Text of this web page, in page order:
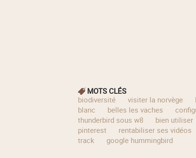
MOTS CLÉS
biodiversité
visiter la norvège
blanc
belles les vaches
thunderbird sous w8
bien utiliser
pinterest
rentabiliser ses vidéos
track
google hummingbird